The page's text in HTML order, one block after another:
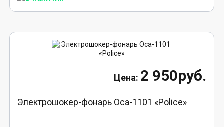
2 950руб.
Электрошокер-фонарь Оса-1101 «Police»